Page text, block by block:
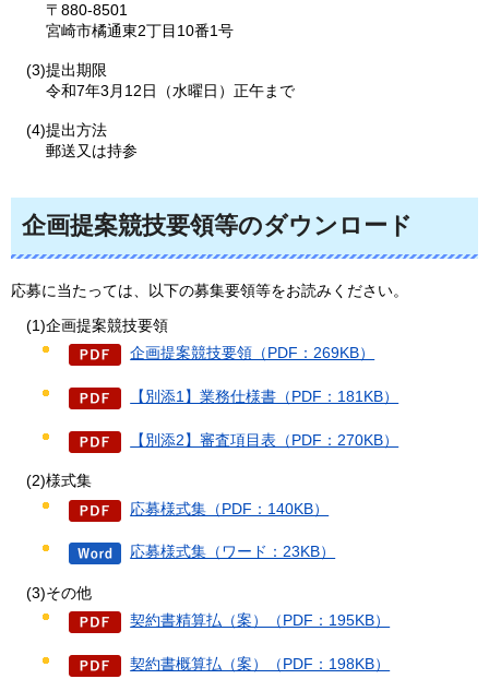
〒880-8501
宮崎市橘通東2丁目10番1号
(3)提出期限
令和7年3月12日（水曜日）正午まで
(4)提出方法
郵送又は持参
企画提案競技要領等のダウンロード
応募に当たっては、以下の募集要領等をお読みください。
(1)企画提案競技要領
企画提案競技要領（PDF：269KB）
【別添1】業務仕様書（PDF：181KB）
【別添2】審査項目表（PDF：270KB）
(2)様式集
応募様式集（PDF：140KB）
応募様式集（ワード：23KB）
(3)その他
契約書精算払（案）（PDF：195KB）
契約書概算払（案）（PDF：198KB）